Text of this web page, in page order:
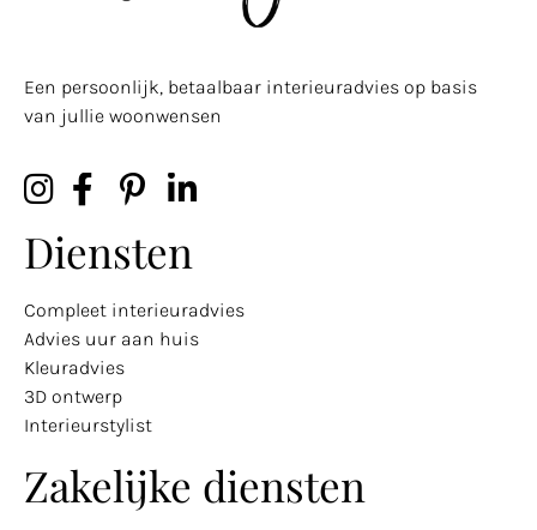
Een persoonlijk, betaalbaar interieuradvies op basis
van jullie woonwensen
Diensten
Compleet interieuradvies
Advies uur aan huis
Kleuradvies
3D ontwerp
Interieurstylist
Zakelijke diensten